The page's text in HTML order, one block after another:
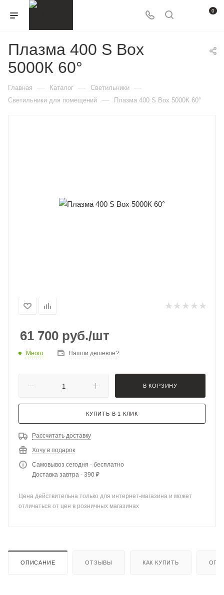
0
Плазма 400 S Box
5000К 60°
Главная — Каталог — Светильники —
Светильники для помещений — Плазма 400 S Box 5000К 60°
61 700 руб./шт
Много Нашли дешевле?
В КОРЗИНУ
КУПИТЬ В 1 КЛИК
Рассчитать доставку
Хочу в подарок
Самовывоз сегодня - бесплатно
Доставка завтра - 390 ₽
Цена действительна только для интернет-магазина и может
отличаться от цен в розничных магазинах
ОПИСАНИЕ ОТЗЫВЫ КАК КУПИТЬ